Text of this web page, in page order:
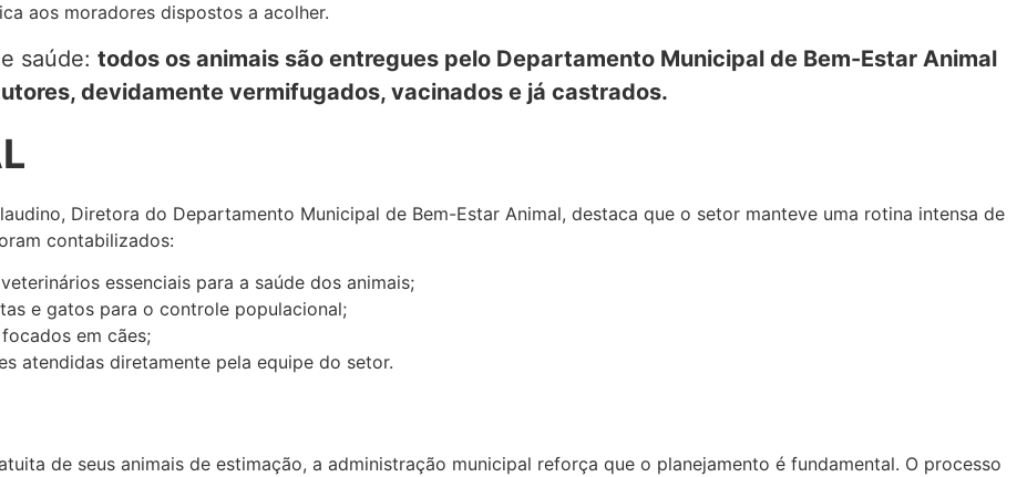
aos moradores dispostos a acolher.
saúde: todos os animais são entregues pelo Departamento Municipal de Bem-Estar Animal
devidamente vermifugados, vacinados e já castrados.
Diretora do Departamento Municipal de Bem-Estar Animal, destaca que o setor manteve uma rotina intensa de
contabilizados:
essenciais para a saúde dos animais;
e gatos para o controle populacional;
em cães;
atendidas diretamente pela equipe do setor.
de seus animais de estimação, a administração municipal reforça que o planejamento é fundamental. O processo